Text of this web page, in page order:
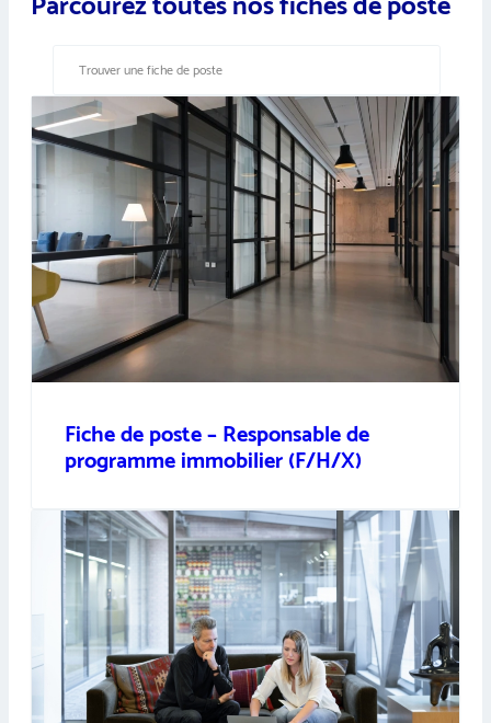
Fiche de poste – Responsable de
programme immobilier (F/H/X)